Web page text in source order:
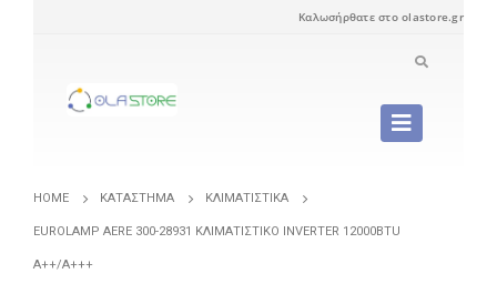
Καλωσήρθατε στο olastore.gr
HOME ΚΑΤΆΣΤΗΜΑ ΚΛΙΜΑΤΙΣΤΙΚΆ
EUROLAMP AERE 300-28931 ΚΛΙΜΑΤΙΣΤΙΚΌ INVERTER 12000BTU
A++/A+++